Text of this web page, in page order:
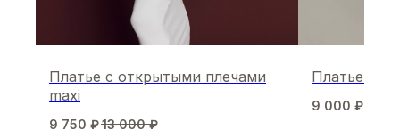
Платье с открытыми плечами
maxi
9 750 ₽13 000 ₽
Платье
9 000 ₽